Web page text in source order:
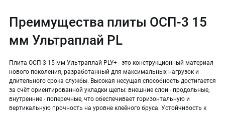
Преимущества плиты ОСП-3 15
мм Ультраплай PL
Плита ОСП-3 15 мм Ультраплай PLY+ - это конструкционный материал
нового поколения, разработанный для максимальных нагрузок и
длительного срока службы. Высокая несущая способность достигается
за счёт ориентированной укладки щепы: внешние слои - продольные,
внутренние - поперечные, что обеспечивает горизонтальную и
вертикальную прочность на уровне клеёного бруса. Устойчивость к